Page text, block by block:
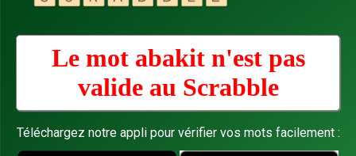
Le mot abakit n'est pas
valide au Scrabble
Téléchargez notre appli pour vérifier vos mots facilement :